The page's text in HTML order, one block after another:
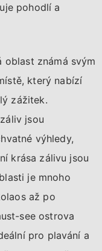
pohodlí a
oblast známá svým
který nabízí
zážitek.
jsou
výhledy,
krása zálivu jsou
je mnoho
až po
see ostrova
pro plavání a